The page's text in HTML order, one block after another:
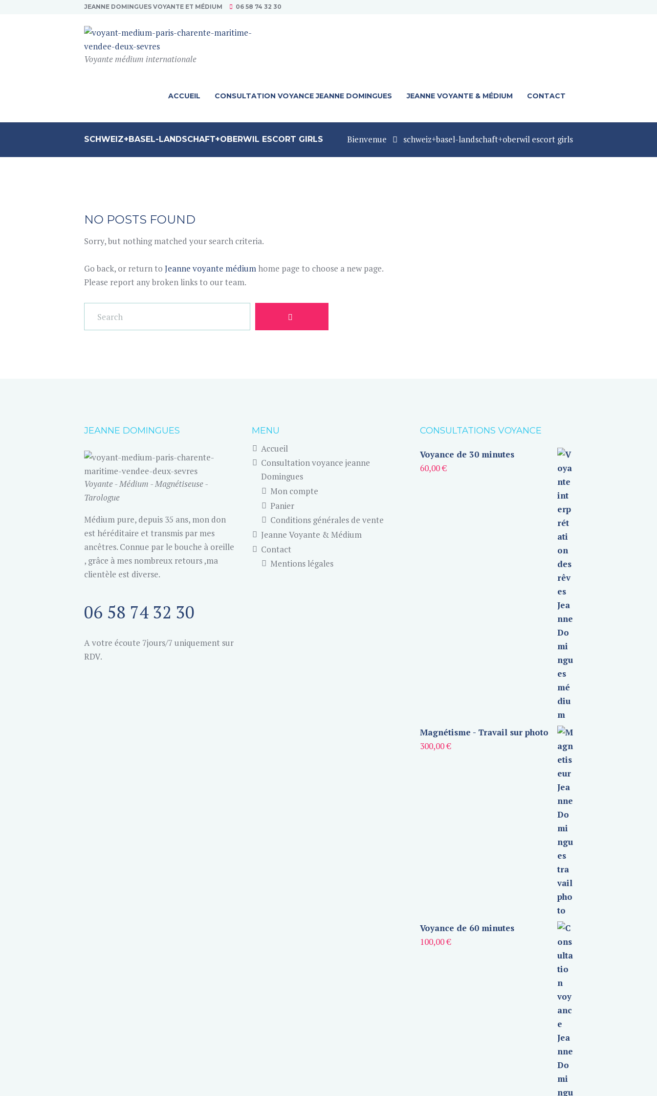
JEANNE DOMINGUES VOYANTE ET MÉDIUM 06 58 74 32 30
Voyante médium internationale
ACCUEIL CONSULTATION VOYANCE JEANNE DOMINGUES JEANNE VOYANTE & MÉDIUM CONTACT
SCHWEIZ+BASEL-LANDSCHAFT+OBERWIL ESCORT GIRLS Bienvenue schweiz+basel-landschaft+oberwil escort girls
NO POSTS FOUND
Sorry, but nothing matched your search criteria.
Go back, or return to Jeanne voyante médium home page to choose a new page.
Please report any broken links to our team.
JEANNE DOMINGUES
Voyante - Médium - Magnétiseuse -
Tarologue
Médium pure, depuis 35 ans, mon don
est héréditaire et transmis par mes
ancêtres. Connue par le bouche à oreille
, grâce à mes nombreux retours ,ma
clientèle est diverse.
06 58 74 32 30
A votre écoute 7jours/7 uniquement sur
RDV.
MENU
Accueil
Consultation voyance jeanne
Domingues
Mon compte
Panier
Conditions générales de vente
Jeanne Voyante & Médium
Contact
Mentions légales
CONSULTATIONS VOYANCE
Voyance de 30 minutes
60,00€
Magnétisme - Travail sur photo
300,00€
Voyance de 60 minutes
100,00€